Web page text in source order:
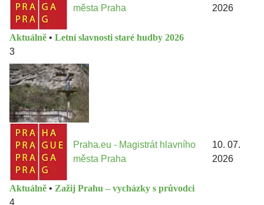
města Praha
2026
Aktuálně • Letní slavnosti staré hudby 2026
3
Praha.eu - Magistrát hlavního
města Praha
10. 07.
2026
Aktuálně • Zažij Prahu – vycházky s průvodci
4